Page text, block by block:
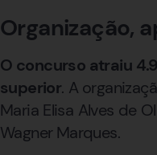
Organização,
O concurso atraiu
superior. A
Maria Elisa Alves de
Wagner Marques.